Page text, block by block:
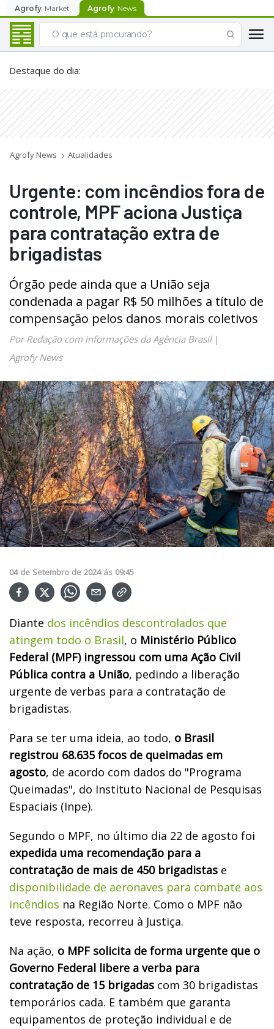
Agrofy Market Agrofy News
Destaque do dia:
Agrofy News Atualidades
Urgente: com incêndios fora de
controle, MPF aciona Justiça
para contratação extra de
brigadistas
Órgão pede ainda que a União seja
condenada a pagar R$ 50 milhões a título de
compensação pelos danos morais coletivos
Por Redação com informações da Agência Brasil|
Agrofy News
04 de Setembro de 2024 ás 09:45
Diante dos incêndios descontrolados que
atingem todo o Brasil, o Ministério Público
Federal (MPF) ingressou com uma Ação Civil
Pública contra a União, pedindo a liberação
urgente de verbas para a contratação de
brigadistas.
Para se ter uma ideia, ao todo, o Brasil
registrou 68.635 focos de queimadas em
agosto, de acordo com dados do "Programa
Queimadas", do Instituto Nacional de Pesquisas
Espaciais (Inpe).
Segundo o MPF, no último dia 22 de agosto foi
expedida uma recomendação para a
contratação de mais de 450 brigadistas e
disponibilidade de aeronaves para combate aos
incêndios na Região Norte. Como o MPF não
teve resposta, recorreu à Justiça.
Na ação, o MPF solicita de forma urgente que o
Governo Federal libere a verba para
contratação de 15 brigadas com 30 brigadistas
temporários cada. E também que garanta
equipamentos de proteção individual e de